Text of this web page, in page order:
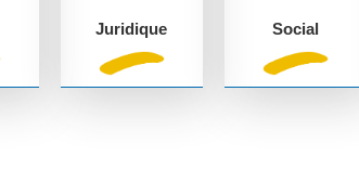
Juridique Social